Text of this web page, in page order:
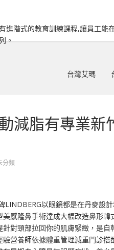
階式的教育訓練課程,讓員工
。
台灣艾瑪
減脂有專業新
分類
LINDBERG以眼鏡都是在丹麥設
感隆鼻手術達成大幅改造鼻形韓
對頸部拉回你的肌膚緊緻，是自
營養師依據體重管理減重門診搭